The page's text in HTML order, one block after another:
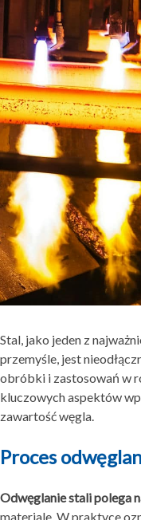
Stal, jako jeden z
przemyśle, jest
obróbki i zastosowań w
kluczowych aspektów
zawartość węgla.
Proces
Odwęglanie stali polega
materiale. W praktyce